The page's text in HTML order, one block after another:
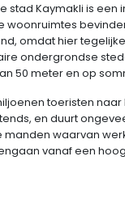
stad Kaymakli is
woonruimtes
omdat hier
ondergrondse
50 meter en op
toeristen
en duurt
manden waarvan
vanaf een